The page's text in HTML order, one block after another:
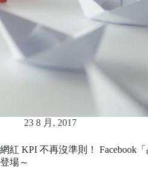
23 8 月, 2017
網紅 KPI 不再沒準則！ Facebook
登場～